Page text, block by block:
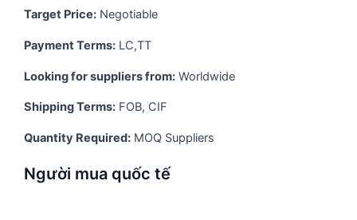
Target Price: Negotiable
Payment Terms: LC,TT
Looking for suppliers from: Worldwide
Shipping Terms: FOB, CIF
Quantity Required: MOQ Suppliers
Người mua quốc tế